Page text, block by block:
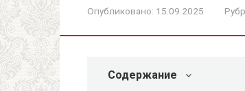
Опубликовано: 15.09.2025
Содержание